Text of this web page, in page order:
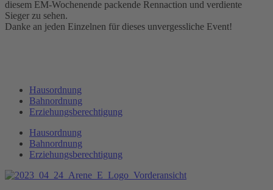
diesem EM-Wochenende packende Rennaction und verdiente
Sieger zu sehen.
Danke an jeden Einzelnen für dieses unvergessliche Event!
Hausordnung
Bahnordnung
Erziehungsberechtigung
Hausordnung
Bahnordnung
Erziehungsberechtigung